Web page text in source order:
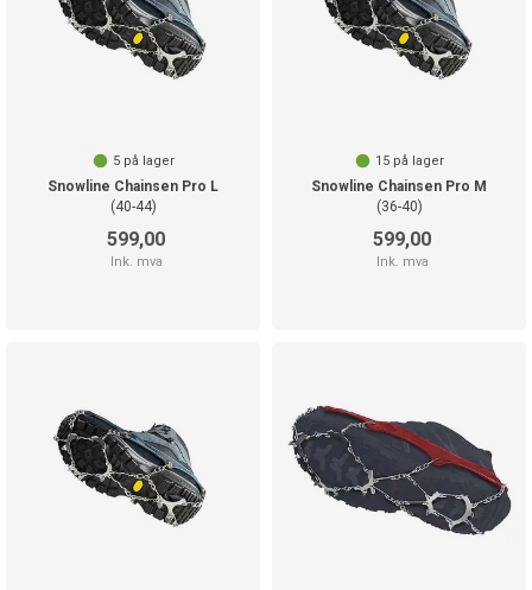
5 på lager
Snowline Chainsen Pro L
(40-44)
599,00
Ink. mva
15 på lager
Snowline Chainsen Pro M
(36-40)
599,00
Ink. mva